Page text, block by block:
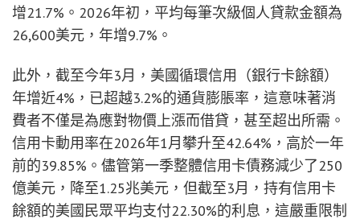
增21.7%。2026年初，平均每筆次級個人貸款金額為
26,600美元，年增9.7%。
此外，截至今年3月，美國循環信用（銀行卡餘額）
年增近4%，已超越3.2%的通貨膨脹率，這意味著消
費者不僅是為應對物價上漲而借貸，甚至超出所需。
信用卡動用率在2026年1月攀升至42.64%，高於一年
前的39.85%。儘管第一季整體信用卡債務減少了250
億美元，降至1.25兆美元，但截至3月，持有信用卡
餘額的美國民眾平均支付22.30%的利息，這嚴重限制